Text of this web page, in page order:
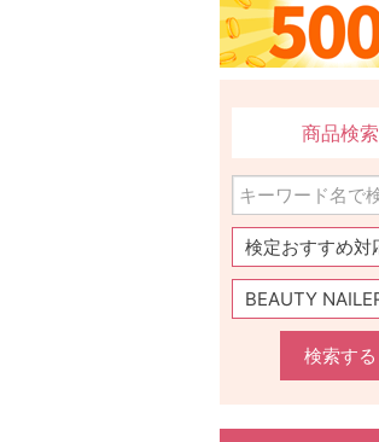
商品検索
検索する